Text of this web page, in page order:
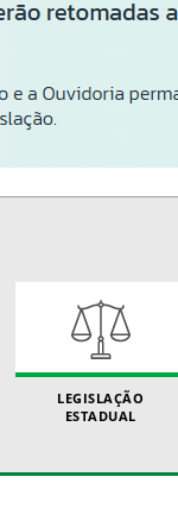
LEGISLAÇÃO
ESTADUAL